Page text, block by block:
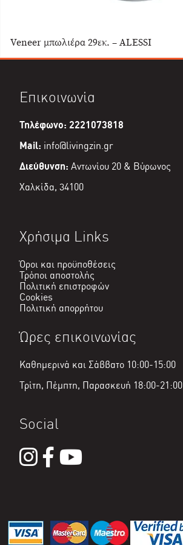
Veneer μπωλιέρα 29εκ. – ALESSI
Επικοινωνία
Τηλέφωνο: 2221073818
Mail: info@livingzin.gr
Διεύθυνση: Αντωνίου 20 & Βύρωνος
Χαλκίδα, 34100
Χρήσιμα Links
Όροι και προϋποθέσεις
Τρόποι αποστολής
Πολιτική επιστροφών
Cookies
Πολιτική απορρήτου
Ώρες επικοινωνίας
Καθημερινά και Σάββατο 10:00-15:00
Τρίτη, Πέμπτη, Παρασκευή 18:00-21:00
Social